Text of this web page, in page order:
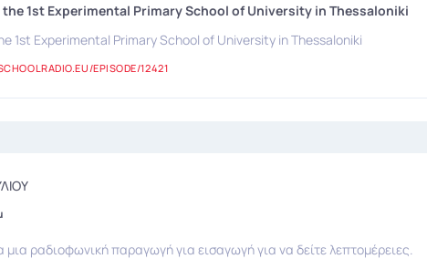
1st Experimental Primary School of University in Thessaloniki
1st Experimental Primary School of University in Thessaloniki
EPISODE/12421
ραδιοφωνική παραγωγή για εισαγωγή για να δείτε λεπτομέρειες.